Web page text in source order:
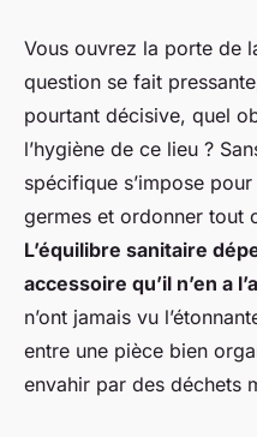
Pourquoi la
de bain est-
pour une
Jade•20 février 2026• 10
Vous ouvrez la porte de
question se fait
pourtant décisive, quel
l’hygiène de ce lieu ?
spécifique s’impose
germes et ordonner tout
L’équilibre sanitaire
accessoire qu’il n’en a
n’ont jamais vu
entre une pièce bien
envahir par des déchets